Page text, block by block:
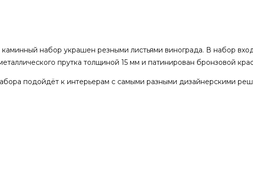
набор украшен резными листьями винограда. В набор
прутка толщиной 15 мм и патинирован бронзовой
подойдёт к интерьерам с самыми разными дизайнерскими